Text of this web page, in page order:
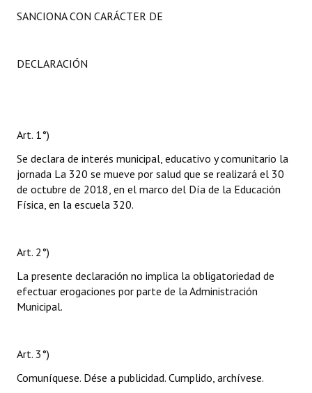
SANCIONA CON CARÁCTER DE
DECLARACIÓN
Art. 1°)
Se declara de interés municipal, educativo y comunitario la
jornada La 320 se mueve por salud que se realizará el 30
de octubre de 2018, en el marco del Día de la Educación
Física, en la escuela 320.
Art. 2°)
La presente declaración no implica la obligatoriedad de
efectuar erogaciones por parte de la Administración
Municipal.
Art. 3°)
Comuníquese. Dése a publicidad. Cumplido, archívese.